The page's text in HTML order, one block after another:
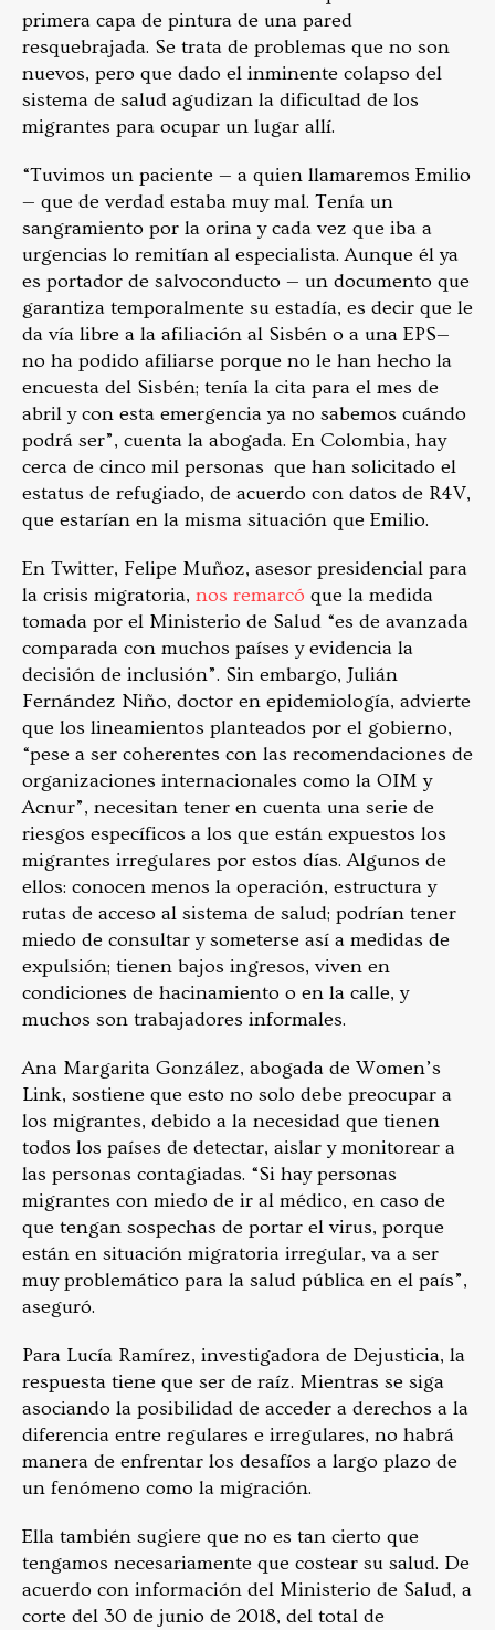
primera capa de pintura de una pared
resquebrajada. Se trata de problemas que no son
nuevos, pero que dado el inminente colapso del
sistema de salud agudizan la dificultad de los
migrantes para ocupar un lugar allí.
“Tuvimos un paciente — a quien llamaremos Emilio
— que de verdad estaba muy mal. Tenía un
sangramiento por la orina y cada vez que iba a
urgencias lo remitían al especialista. Aunque él ya
es portador de salvoconducto — un documento que
garantiza temporalmente su estadía, es decir que le
da vía libre a la afiliación al Sisbén o a una EPS—
no ha podido afiliarse porque no le han hecho la
encuesta del Sisbén; tenía la cita para el mes de
abril y con esta emergencia ya no sabemos cuándo
podrá ser”, cuenta la abogada. En Colombia, hay
cerca de cinco mil personas que han solicitado el
estatus de refugiado, de acuerdo con datos de R4V,
que estarían en la misma situación que Emilio.
En Twitter, Felipe Muñoz, asesor presidencial para
la crisis migratoria, nos remarcó que la medida
tomada por el Ministerio de Salud “es de avanzada
comparada con muchos países y evidencia la
decisión de inclusión”. Sin embargo, Julián
Fernández Niño, doctor en epidemiología, advierte
que los lineamientos planteados por el gobierno,
“pese a ser coherentes con las recomendaciones de
organizaciones internacionales como la OIM y
Acnur”, necesitan tener en cuenta una serie de
riesgos específicos a los que están expuestos los
migrantes irregulares por estos días. Algunos de
ellos: conocen menos la operación, estructura y
rutas de acceso al sistema de salud; podrían tener
miedo de consultar y someterse así a medidas de
expulsión; tienen bajos ingresos, viven en
condiciones de hacinamiento o en la calle, y
muchos son trabajadores informales.
Ana Margarita González, abogada de Women’s
Link, sostiene que esto no solo debe preocupar a
los migrantes, debido a la necesidad que tienen
todos los países de detectar, aislar y monitorear a
las personas contagiadas. “Si hay personas
migrantes con miedo de ir al médico, en caso de
que tengan sospechas de portar el virus, porque
están en situación migratoria irregular, va a ser
muy problemático para la salud pública en el país”,
aseguró.
Para Lucía Ramírez, investigadora de Dejusticia, la
respuesta tiene que ser de raíz. Mientras se siga
asociando la posibilidad de acceder a derechos a la
diferencia entre regulares e irregulares, no habrá
manera de enfrentar los desafíos a largo plazo de
un fenómeno como la migración.
Ella también sugiere que no es tan cierto que
tengamos necesariamente que costear su salud. De
acuerdo con información del Ministerio de Salud, a
corte del 30 de junio de 2018, del total de